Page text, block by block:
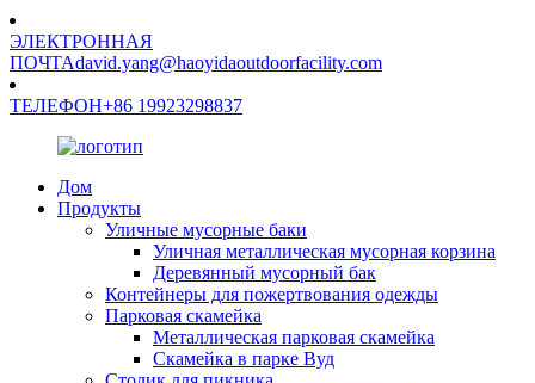
ЭЛЕКТРОННАЯ
ПОЧТАdavid.yang@haoyidaoutdoorfacility.com
ТЕЛЕФОН+86 19923298837
Дом
Продукты
Уличные мусорные баки
Уличная металлическая мусорная корзина
Деревянный мусорный бак
Контейнеры для пожертвования одежды
Парковая скамейка
Металлическая парковая скамейка
Скамейка в парке Вуд